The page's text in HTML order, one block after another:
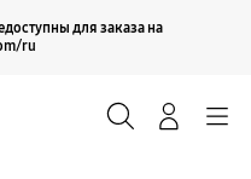
для заказа на
ru
Продолжить